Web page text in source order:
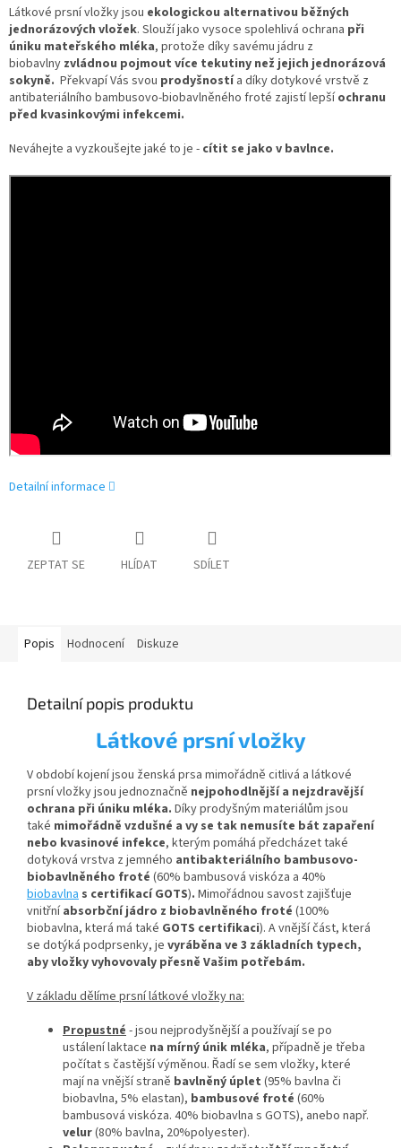
Látkové prsní vložky jsou ekologickou alternativou běžných
jednorázových vložek. Slouží jako vysoce spolehlivá ochrana při
úniku mateřského mléka, protože díky savému jádru z
biobavlny zvládnou pojmout více tekutiny než jejich jednorázová
sokyně. Překvapí Vás svou prodyšnostía díky dotykové vrstvě z
antibateriálního bambusovo-biobavlněného froté zajistí lepšíochranu
před kvasinkovými infekcemi.
Neváhejte a vyzkoušejte jaké to je - cítit se jako v bavlnce.
Detailní informace
ZEPTAT SE HLÍDAT SDÍLET
Popis Hodnocení Diskuze
Detailní popis produktu
Látkové prsní vložky
V období kojení jsou ženská prsa mimořádně citlivá a látkové
prsní vložky jsou jednoznačně nejpohodlnější a nejzdravější
ochrana při úniku mléka. Díky prodyšným materiálům jsou
také mimořádně vzdušné a vy se tak nemusíte bát zapaření
nebo kvasinové infekce, kterým pomáhá předcházet také
dotyková vrstva z jemného antibakteriálního bambusovo-
biobavlněného froté (60% bambusová viskóza a 40%
biobavlna s certifikací GOTS). Mimořádnou savost zajišťuje
vnitřníabsorbční jádro z biobavlněného froté (100%
biobavlna, která má také GOTS certifikaci). A vnějšíčást, která
se dotýká podprsenky, je vyráběna ve 3 základních typech,
aby vložky vyhovovaly přesně Vašim potřebám.
V základu dělíme prsní látkové vložky na:
Propustné - jsou nejprodyšnější a používají se po
ustálení laktace na mírný únik mléka, případně je třeba
počítat s častější výměnou. Řadí se sem vložky, které
mají na vnější straně bavlněný úplet (95% bavlna či
biobavlna, 5% elastan), bambusové froté (60%
bambusová viskóza. 40% biobavlna s GOTS), anebo např.
velur(80% bavlna, 20%polyester).